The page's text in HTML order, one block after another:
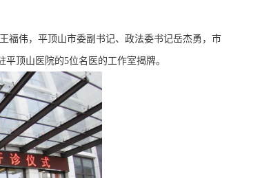
福伟，平顶山市委副书记、政法委书记岳杰勇，市
平顶山 医院的5位名医的工作室揭牌。